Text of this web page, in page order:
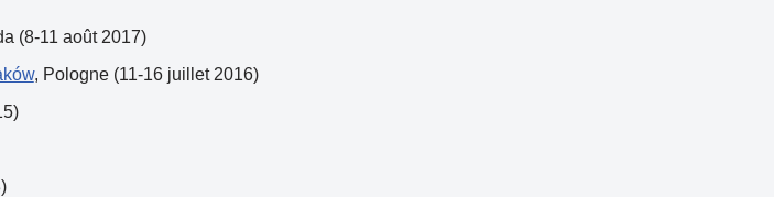
(8-11 août 2017)
, Pologne (11-16 juillet 2016)